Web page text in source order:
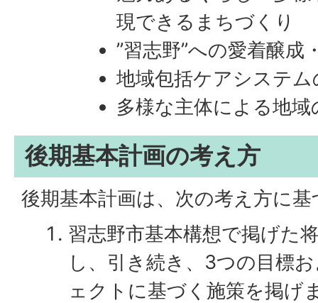
現できるまちづくり
”習志野”への愛着醸成
地域包括ケアシステ
多様な主体による地
後期基本計画の考え方
後期基本計画は、次の考え方に
習志野市基本構想で掲げた
し、引き続き、3つの目標
ェクトに基づく施策を掲げ